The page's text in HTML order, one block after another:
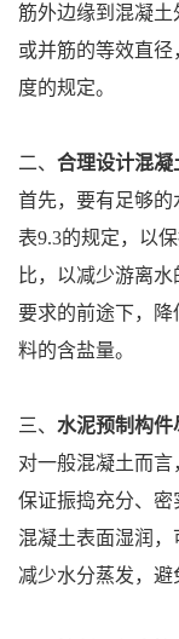
筋外边缘到混凝
或并筋的等效直
度的规定。
二、 合理设计混凝
首先，要有足够的
表9.3的规定，以
比，以减少游离
要求的前途下，
料的含盐量。
三、 水泥预制构件
对一般混凝土而言
保证振捣充分、
混凝土表面湿润
减少水分蒸发，避